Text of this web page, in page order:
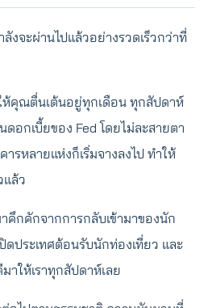
งจะผ่านไปแล้วอย่างรวดเร็วกว่าที่
ห้คุณตื่นเต้นอยู่ทุกเดือน ทุกสัปดาห์
อกเบี้ยของ Fed โดยไม่ละสายตา
รหลายแห่งก็เริ่มจางลงไป ทำให้
แล้ว
คึกคักจากการกลับเข้ามาของนัก
ดประเทศต้อนรับนักท่องเที่ยว และ
าให้เราทุกสัปดาห์เลย